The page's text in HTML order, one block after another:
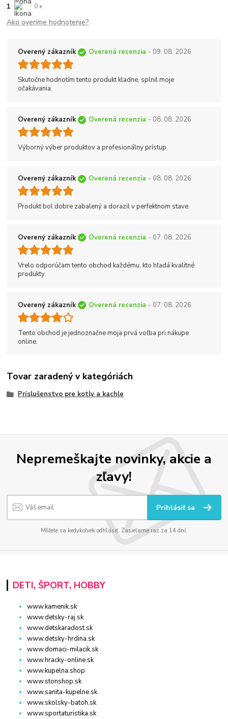
1 0 x
Ako overíme hodnotenie?
Overený zákazník Overená recenzia - 09. 08. 2026
Skutočne hodnotím tento produkt kladne, splnil moje
očakávania.
Overený zákazník Overená recenzia - 08. 08. 2026
Výborný výber produktov a profesionálny prístup.
Overený zákazník Overená recenzia - 08. 08. 2026
Produkt bol dobre zabalený a dorazil v perfektnom stave.
Overený zákazník Overená recenzia - 07. 08. 2026
Vrelo odporúčam tento obchod každému, kto hľadá kvalitné
produkty.
Overený zákazník Overená recenzia - 07. 08. 2026
Tento obchod je jednoznačne moja prvá voľba pri nákupe
online.
Tovar zaradený v kategóriách
Príslušenstvo pre kotly a kachle
Nepremeškajte novinky, akcie a
zľavy!
Prihlásiť sa
Môžete sa kedykoľvek odhlásiť. Zasielame raz za 14 dní.
DETI, ŠPORT, HOBBY
www.kamenik.sk
www.detsky-raj.sk
www.detskaradost.sk
www.detsky-hrdina.sk
www.domaci-milacik.sk
www.hracky-online.sk
www.kupelna.shop
www.stonshop.sk
www.sanita-kupelne.sk
www.skolsky-batoh.sk
www.sportaturistika.sk